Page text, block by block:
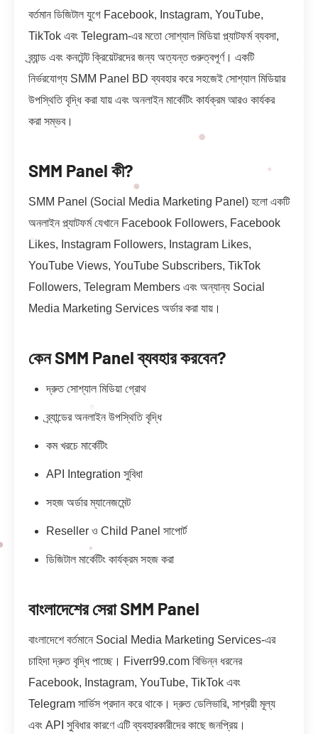
বর্তমান ডিজিটাল যুগে Facebook, Instagram, YouTube,
TikTok এবং Telegram-এর মতো সোশ্যাল মিডিয়া প্ল্যাটফর্ম ব্যবসা,
ব্র্যান্ড এবং কনটেন্ট ক্রিয়েটরদের জন্য অত্যন্ত গুরুত্বপূর্ণ। একটি
নির্ভরযোগ্য SMM Panel BD ব্যবহার করে সহজেই সোশ্যাল মিডিয়ার
উপস্থিতি বৃদ্ধি করা যায় এবং অনলাইন মার্কেটিং কার্যক্রম আরও কার্যকর
করা সম্ভব।
SMM Panel কী?
SMM Panel (Social Media Marketing Panel) হলো একটি
অনলাইন প্ল্যাটফর্ম যেখানে Facebook Followers, Facebook
Likes, Instagram Followers, Instagram Likes,
YouTube Views, YouTube Subscribers, TikTok
Followers, Telegram Members এবং অন্যান্য Social
Media Marketing Services অর্ডার করা যায়।
কেন SMM Panel ব্যবহার করবেন?
দ্রুত সোশ্যাল মিডিয়া গ্রোথ
ব্র্যান্ডের অনলাইন উপস্থিতি বৃদ্ধি
কম খরচে মার্কেটিং
API Integration সুবিধা
সহজ অর্ডার ম্যানেজমেন্ট
Reseller ও Child Panel সাপোর্ট
ডিজিটাল মার্কেটিং কার্যক্রম সহজ করা
বাংলাদেশের সেরা SMM Panel
বাংলাদেশে বর্তমানে Social Media Marketing Services-এর
চাহিদা দ্রুত বৃদ্ধি পাচ্ছে। Fiverr99.com বিভিন্ন ধরনের
Facebook, Instagram, YouTube, TikTok এবং
Telegram সার্ভিস প্রদান করে থাকে। দ্রুত ডেলিভারি, সাশ্রয়ী মূল্য
এবং API সুবিধার কারণে এটি ব্যবহারকারীদের কাছে জনপ্রিয়।